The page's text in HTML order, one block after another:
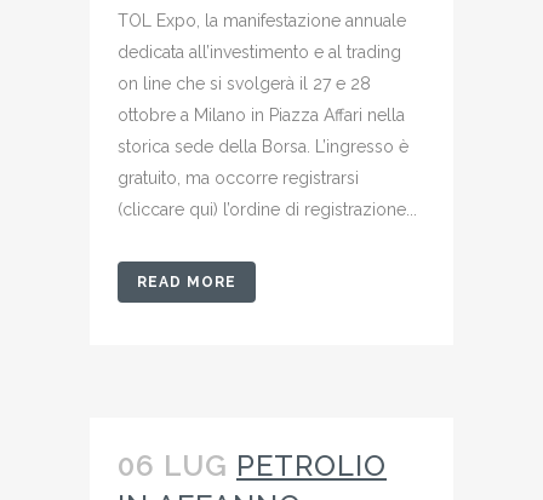
TOL Expo, la manifestazione annuale
dedicata all’investimento e al trading
on line che si svolgerà il 27 e 28
ottobre a Milano in Piazza Affari nella
storica sede della Borsa. L’ingresso è
gratuito, ma occorre registrarsi
(cliccare qui) l’ordine di registrazione...
READ MORE
06 LUG PETROLIO